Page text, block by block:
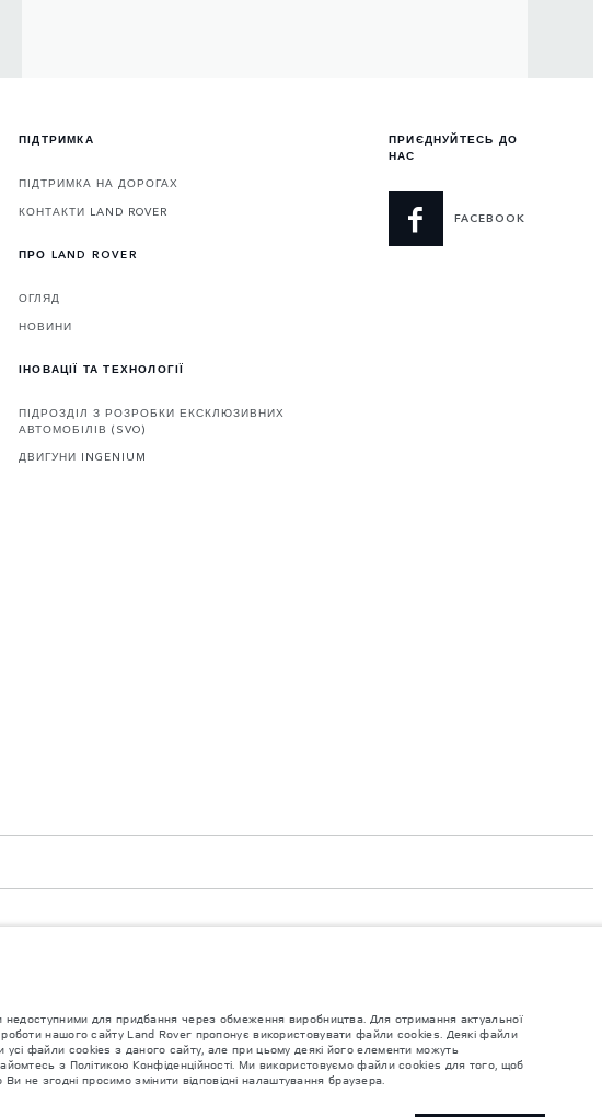
ПІДТРИМКА
ПІДТРИМКА НА ДОРОГАХ
КОНТАКТИ LAND ROVER
ПРО LAND ROVER
ОГЛЯД
НОВИНИ
ІНОВАЦІЇ ТА ТЕХНОЛОГІЇ
ПІДРОЗДІЛ З РОЗРОБКИ ЕКСКЛЮЗИВНИХ
АВТОМОБІЛІВ (SVO)
ДВИГУНИ INGENIUM
ПРИЄДНУЙТЕСЬ ДО
НАС
FACEBOOK
опцій і терміни виготовлення автомобілів. Це дуже динамічна ситуація, і, як наслідок,
рішення. Будь ласка, зв'яжіться з офіційним дилером для отримання детальної
для придбання через обмеження виробництва. Для отримання актуальної
нашого сайту Land Rover пропонує використовувати файли cookies. Деякі файли
файли cookies з даного сайту, але при цьому деякі його елементи можуть
з Політикою Конфіденційності. Ми використовуємо файли cookies для того, щоб
згодні просимо змінити відповідні налаштування браузера.